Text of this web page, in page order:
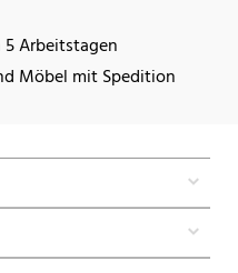
Arbeitstagen
Möbel mit Spedition